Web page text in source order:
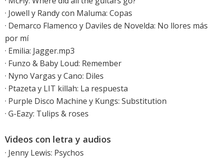
· Jowell y Randy con Maluma: Copas
· Demarco Flamenco y Daviles de Novelda: No llores más
por mí
· Emilia: Jagger.mp3
· Funzo & Baby Loud: Remember
· Nyno Vargas y Cano: Diles
· Ptazeta y LIT killah: La respuesta
· Purple Disco Machine y Kungs: Substitution
· G-Eazy: Tulips & roses
Videos con letra y audios
· Jenny Lewis: Psychos